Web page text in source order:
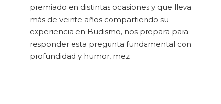
premiado en distintas ocasiones y que lleva
más de veinte años compartiendo su
experiencia en Budismo, nos prepara para
responder esta pregunta fundamental con
profundidad y humor, mez